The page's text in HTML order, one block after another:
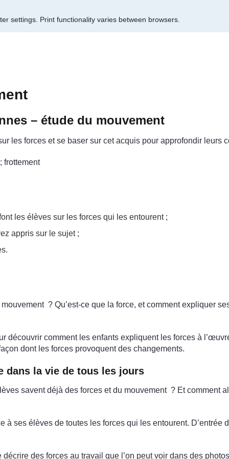
settings. Print functionality varies between browsers.
– étude du mouvement
les forces et se baser sur cet acquis pour approfondir leurs
frottement
les élèves sur les forces qui les entourent ;
appris sur le sujet ;
? Qu’est-ce que la force, et comment expliquer
comment les enfants expliquent les forces à
dont les forces provoquent des changements.
dans la vie de tous les jours
savent déjà des forces et du mouvement ? Et comment
à ses élèves de toutes les forces qui les entourent.
des forces au travail que l’on peut voir dans des